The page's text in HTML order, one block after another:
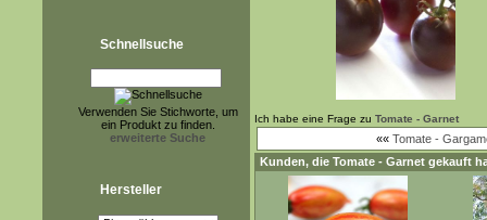
Schnellsuche
Verwenden Sie Stichworte, um
ein Produkt zu finden.
erweiterte Suche
Hersteller
Ich habe eine Frage zu Tomate - Garnet
«« Tomate -
Kunden, die Tomate - Garnet gekauft